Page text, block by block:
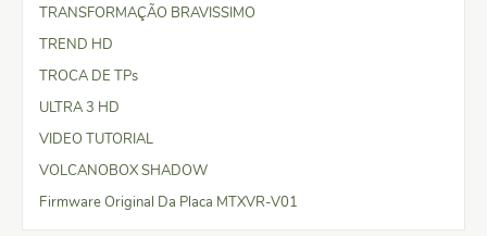
TRANSFORMAÇÃO BRAVISSIMO
TREND HD
TROCA DE TPs
ULTRA 3 HD
VIDEO TUTORIAL
VOLCANOBOX SHADOW
Firmware Original Da Placa MTXVR-V01